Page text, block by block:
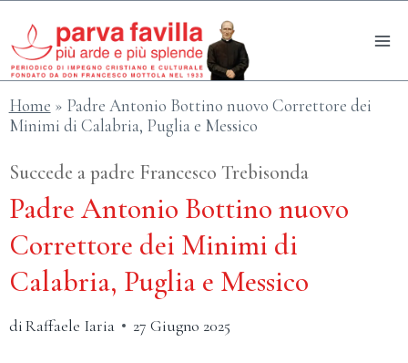
contenuto
Home » Padre Antonio Bottino nuovo Correttore dei
Minimi di Calabria, Puglia e Messico
Succede a padre Francesco Trebisonda
Padre Antonio Bottino nuovo
Correttore dei Minimi di
Calabria, Puglia e Messico
diRaffaele Iaria 27 Giugno 2025